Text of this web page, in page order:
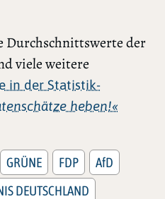
der
viele weitere
in der Statistik-
heben!«
GRÜNE FDP
AfD
DEUTSCHLAND